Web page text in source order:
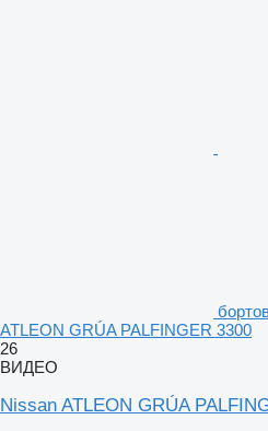
ATLEON GRÚA PALFINGER 3300
26
ВИДЕО
Nissan ATLEON GRÚA